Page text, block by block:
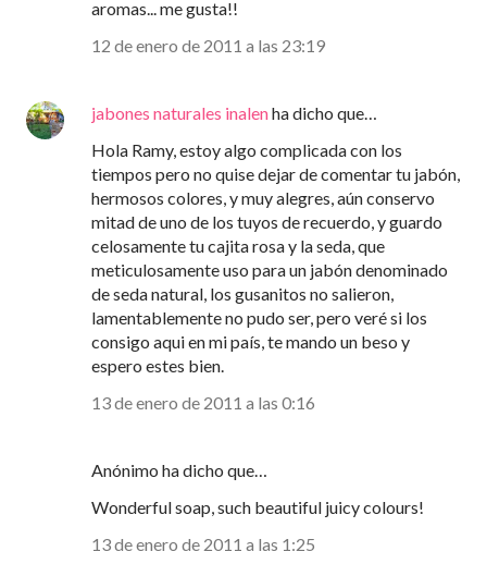
aromas... me gusta!!
12 de enero de 2011 a las 23:19
jabones naturales inalenha dicho que…
Hola Ramy, estoy algo complicada con los
tiempos pero no quise dejar de comentar tu jabón,
hermosos colores, y muy alegres, aún conservo
mitad de uno de los tuyos de recuerdo, y guardo
celosamente tu cajita rosa y la seda, que
meticulosamente uso para un jabón denominado
de seda natural, los gusanitos no salieron,
lamentablemente no pudo ser, pero veré si los
consigo aqui en mi país, te mando un beso y
espero estes bien.
13 de enero de 2011 a las 0:16
Anónimo ha dicho que…
Wonderful soap, such beautiful juicy colours!
13 de enero de 2011 a las 1:25